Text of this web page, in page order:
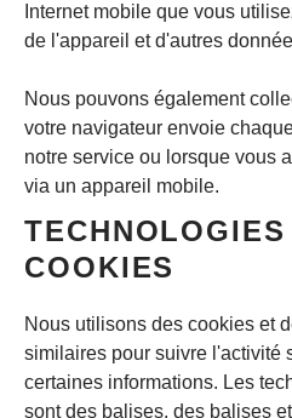
Internet mobile que vous
de l'appareil et d'autres
Nous pouvons également
votre navigateur envoie
notre service ou lorsque vous
via un appareil mobile.
COOKIES
Nous utilisons des cookies et
similaires pour suivre l'activité
certaines informations. Les
sont des balises, des balises